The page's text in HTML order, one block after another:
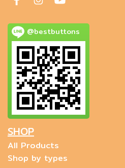
@bestbuttons
SHOP
All Products
Shop by types